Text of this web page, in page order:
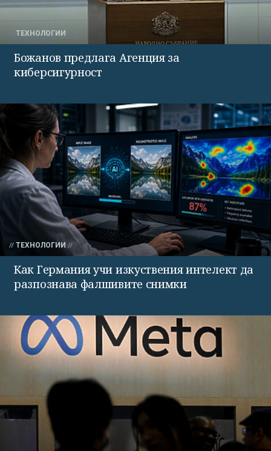
ТЕХНОЛОГИИ
Божанов предлага Агенция за
киберсигурност
ТЕХНОЛОГИИ
Как Германия учи изкуствения интелект да
разпознава фалшивите снимки